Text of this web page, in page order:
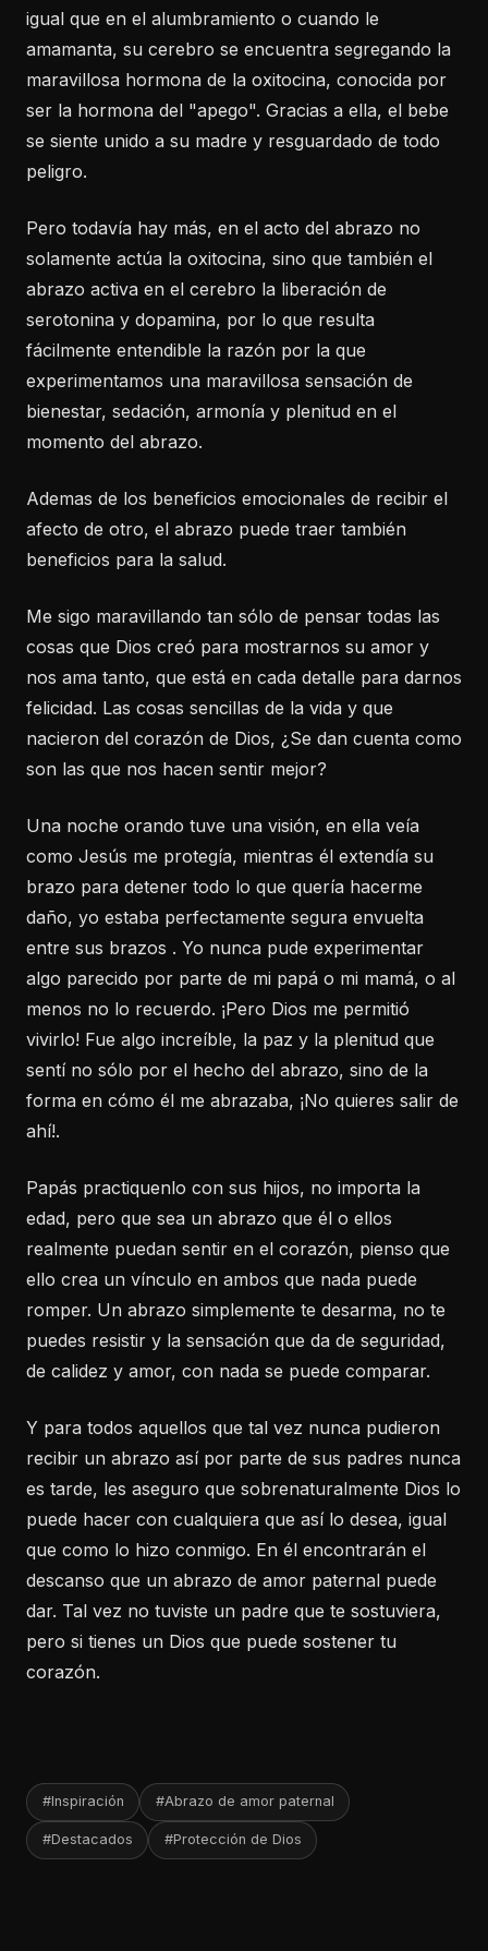
igual que en el alumbramiento o cuando le
amamanta, su cerebro se encuentra segregando la
maravillosa hormona de la oxitocina, conocida por
ser la hormona del "apego". Gracias a ella, el bebe
se siente unido a su madre y resguardado de todo
peligro.
Pero todavía hay más, en el acto del abrazo no
solamente actúa la oxitocina, sino que también el
abrazo activa en el cerebro la liberación de
serotonina y dopamina, por lo que resulta
fácilmente entendible la razón por la que
experimentamos una maravillosa sensación de
bienestar, sedación, armonía y plenitud en el
momento del abrazo.
Ademas de los beneficios emocionales de recibir el
afecto de otro, el abrazo puede traer también
beneficios para la salud.
Me sigo maravillando tan sólo de pensar todas las
cosas que Dios creó para mostrarnos su amor y
nos ama tanto, que está en cada detalle para darnos
felicidad. Las cosas sencillas de la vida y que
nacieron del corazón de Dios, ¿Se dan cuenta como
son las que nos hacen sentir mejor?
Una noche orando tuve una visión, en ella veía
como Jesús me protegía, mientras él extendía su
brazo para detener todo lo que quería hacerme
daño, yo estaba perfectamente segura envuelta
entre sus brazos . Yo nunca pude experimentar
algo parecido por parte de mi papá o mi mamá, o al
menos no lo recuerdo. ¡Pero Dios me permitió
vivirlo! Fue algo increíble, la paz y la plenitud que
sentí no sólo por el hecho del abrazo, sino de la
forma en cómo él me abrazaba, ¡No quieres salir de
ahí!.
Papás practiquenlo con sus hijos, no importa la
edad, pero que sea un abrazo que él o ellos
realmente puedan sentir en el corazón, pienso que
ello crea un vínculo en ambos que nada puede
romper. Un abrazo simplemente te desarma, no te
puedes resistir y la sensación que da de seguridad,
de calidez y amor, con nada se puede comparar.
Y para todos aquellos que tal vez nunca pudieron
recibir un abrazo así por parte de sus padres nunca
es tarde, les aseguro que sobrenaturalmente Dios lo
puede hacer con cualquiera que así lo desea, igual
que como lo hizo conmigo. En él encontrarán el
descanso que un abrazo de amor paternal puede
dar. Tal vez no tuviste un padre que te sostuviera,
pero si tienes un Dios que puede sostener tu
corazón.
#Inspiración #Abrazo de amor paternal
#Destacados #Protección de Dios